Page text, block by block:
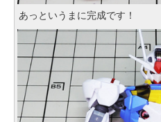
あっというまに完成です！